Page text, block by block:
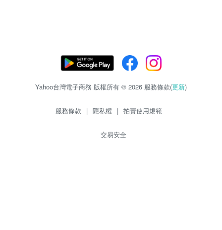
Yahoo台灣電子商務 版權所有 © 2026 服務條款(更新)
服務條款 | 隱私權 | 拍賣使用規範
交易安全